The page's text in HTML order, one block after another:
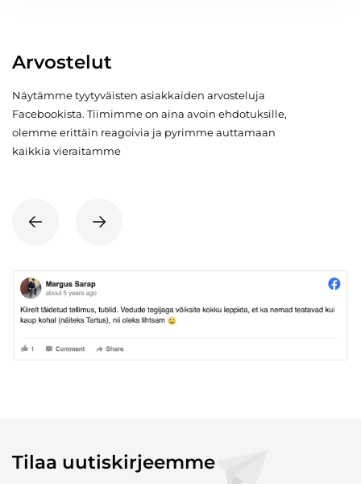
Arvostelut
Näytämme tyytyväisten asiakkaiden arvosteluja
Facebookista. Tiimimme on aina avoin ehdotuksille,
olemme erittäin reagoivia ja pyrimme auttamaan
kaikkia vieraitamme
Tilaa uutiskirjeemme